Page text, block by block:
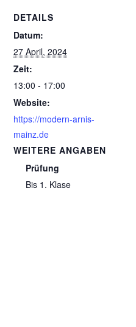
DETAILS
Datum:
27 April, 2024
Zeit:
13:00 - 17:00
Website:
https://modern-arnis-
mainz.de
WEITERE ANGABEN
Prüfung
Bis 1. Klase